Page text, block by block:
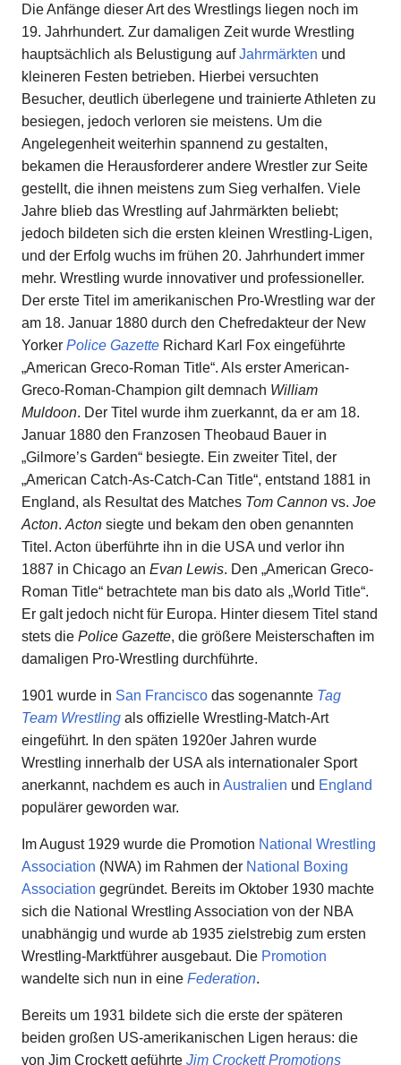
Die Anfänge dieser Art des Wrestlings liegen noch im
19. Jahrhundert. Zur damaligen Zeit wurde Wrestling
hauptsächlich als Belustigung aufJahrmärkten und
kleineren Festen betrieben. Hierbei versuchten
Besucher, deutlich überlegene und trainierte Athleten zu
besiegen, jedoch verloren sie meistens. Um die
Angelegenheit weiterhin spannend zu gestalten,
bekamen die Herausforderer andere Wrestler zur Seite
gestellt, die ihnen meistens zum Sieg verhalfen. Viele
Jahre blieb das Wrestling auf Jahrmärkten beliebt;
jedoch bildeten sich die ersten kleinen Wrestling-Ligen,
und der Erfolg wuchs im frühen 20. Jahrhundert immer
mehr. Wrestling wurde innovativer und professioneller.
Der erste Titel im amerikanischen Pro-Wrestling war der
am 18. Januar 1880 durch den Chefredakteur der New
Yorker Police Gazette Richard Karl Fox eingeführte
„American Greco-Roman Title“. Als erster American-
Greco-Roman-Champion gilt demnach William
Muldoon. Der Titel wurde ihm zuerkannt, da er am 18.
Januar 1880 den Franzosen Theobaud Bauer in
„Gilmore’s Garden“ besiegte. Ein zweiter Titel, der
„American Catch-As-Catch-Can Title“, entstand 1881 in
England, als Resultat des Matches Tom Cannon vs. Joe
Acton. Acton siegte und bekam den oben genannten
Titel. Acton überführte ihn in die USA und verlor ihn
1887 in Chicago an Evan Lewis. Den „American Greco-
Roman Title“ betrachtete man bis dato als „World Title“.
Er galt jedoch nicht für Europa. Hinter diesem Titel stand
stets die Police Gazette, die größere Meisterschaften im
damaligen Pro-Wrestling durchführte.
1901 wurde in San Francisco das sogenannte Tag
Team Wrestling als offizielle Wrestling-Match-Art
eingeführt. In den späten 1920er Jahren wurde
Wrestling innerhalb der USA als internationaler Sport
anerkannt, nachdem es auch in Australien und England
populärer geworden war.
Im August 1929 wurde die Promotion National Wrestling
Association (NWA) im Rahmen der National Boxing
Association gegründet. Bereits im Oktober 1930 machte
sich die National Wrestling Association von der NBA
unabhängig und wurde ab 1935 zielstrebig zum ersten
Wrestling-Marktführer ausgebaut. Die Promotion
wandelte sich nun in eine Federation.
Bereits um 1931 bildete sich die erste der späteren
beiden großen US-amerikanischen Ligen heraus: die
von Jim Crockett geführte Jim Crockett Promotions